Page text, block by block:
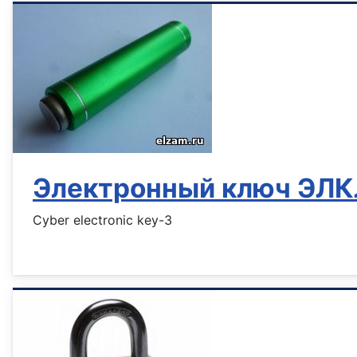
Электронный ключ
Cyber electronic key-3